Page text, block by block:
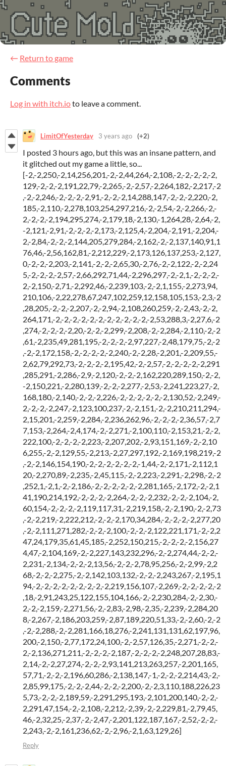
← Return to game
Comments
Log in with itch.ioto leave a comment.
LimitOfYesterday 3 years ago (+2)
I posted 3 hours ago, but this was an insane pattern, and
it glitched out my game a little, so...
[-2,-2,250,-2,14,256,201,-2,-2,44,264,-2,108,-2,-2,-2,-2,-2,
129,-2,-2,-2,191,22,79,-2,265,-2,-2,57,-2,264,182,-2,217,-2
,-2,-2,246,-2,-2,-2,-2,91,-2,-2,-2,14,288,147,-2,-2,-2,220,-2,
185,-2,110,-2,278,103,254,297,216,-2,-2,54,-2,-2,266,-2,-
2,-2,-2,-2,194,295,274,-2,179,18,-2,130,-1,264,28,-2,64,-2,
-2,121,-2,91,-2,-2,-2,-2,173,-2,125,4,-2,204,-2,191,-2,204,-
2,-2,84,-2,-2,-2,144,205,279,284,-2,162,-2,-2,137,140,91,1
76,46,-2,56,162,81,-2,212,229,-2,173,126,137,253,-2,127,
0,-2,-2,-2,203,-2,141,-2,-2,-2,65,30,-2,76,-2,-2,122,-2,-2,24
5,-2,-2,-2,-2,57,-2,66,292,71,44,-2,296,297,-2,-2,1,-2,-2,-2,-
2,-2,150,-2,71,-2,292,46,-2,239,103,-2,-2,1,155,-2,273,94,
210,106,-2,22,278,67,247,102,259,12,158,105,153,-2,3,-2
,28,205,-2,-2,-2,207,-2,-2,94,-2,108,260,259,-2,-2,43,-2,-2,
264,171,-2,-2,-2,-2,-2,-2,-2,-2,-2,-2,-2,-2,53,288,3,-2,27,6,-2
,274,-2,-2,-2,-2,20,-2,-2,-2,299,-2,208,-2,-2,284,-2,110,-2,-2
,61,-2,235,49,281,195,-2,-2,-2,-2,97,227,-2,48,179,75,-2,-2
,-2,-2,172,158,-2,-2,-2,-2,-2,240,-2,-2,28,-2,201,-2,209,55,-
2,62,79,292,73,-2,-2,-2,-2,195,42,-2,-2,57,-2,-2,-2,-2,-2,291
,285,291,-2,286,-2,9,-2,120,-2,-2,-2,162,220,289,150,-2,-2,
-2,150,221,-2,280,139,-2,-2,-2,277,-2,53,-2,241,223,27,-2,
168,180,-2,140,-2,-2,-2,226,-2,-2,-2,-2,-2,-2,130,52,-2,249,-
2,-2,-2,-2,247,-2,123,100,237,-2,-2,151,-2,-2,210,211,294,-
2,15,201,-2,259,-2,284,-2,236,262,96,-2,-2,-2,-2,36,57,-2,7
7,153,-2,264,-2,4,174,-2,-2,271,-2,100,110,-2,153,21,-2,-2,
222,100,-2,-2,-2,-2,223,-2,207,202,-2,93,151,169,-2,-2,10
6,255,-2,-2,129,55,-2,213,-2,27,297,192,-2,169,198,219,-2
,-2,-2,146,154,190,-2,-2,-2,-2,-2,-2,-1,44,-2,-2,171,-2,112,1
20,-2,270,89,-2,235,-2,45,115,-2,-2,223,-2,291,-2,298,-2,-2
,252,1,-2,1,-2,-2,186,-2,-2,-2,-2,-2,-2,281,165,-2,172,-2,-2,1
41,190,214,192,-2,-2,-2,-2,264,-2,-2,-2,232,-2,-2,-2,104,-2,
60,154,-2,-2,-2,-2,119,117,31,-2,219,158,-2,-2,190,-2,-2,73
,-2,-2,219,-2,222,212,-2,-2,-2,170,34,284,-2,-2,-2,-2,277,20
,-2,-2,111,271,282,-2,-2,-2,100,-2,-2,-2,122,221,171,-2,-2,2
47,24,179,35,61,45,185,-2,252,150,215,-2,-2,-2,-2,156,27
4,47,-2,104,169,-2,-2,227,143,232,296,-2,-2,274,44,-2,-2,-
2,231,-2,134,-2,-2,-2,13,56,-2,-2,-2,78,95,256,-2,-2,99,-2,2
68,-2,-2,-2,275,-2,-2,142,103,132,-2,-2,-2,243,267,-2,195,1
94,-2,-2,-2,-2,-2,-2,-2,-2,-2,219,156,107,-2,269,-2,-2,-2,-2,-2
,18,-2,91,243,25,122,155,104,166,-2,-2,230,284,-2,-2,30,-
2,-2,-2,159,-2,271,56,-2,-2,83,-2,98,-2,35,-2,239,-2,284,20
8,-2,267,-2,186,203,259,-2,87,189,220,51,33,-2,-2,60,-2,-2
,-2,-2,288,-2,-2,281,166,18,276,-2,241,131,131,62,197,96,
200,-2,150,-2,77,172,24,100,-2,-2,57,126,35,-2,271,-2,-2,-
2,-2,136,271,211,-2,-2,-2,-2,187,-2,-2,-2,-2,248,207,28,83,-
2,14,-2,-2,27,274,-2,-2,-2,93,141,213,263,257,-2,201,165,
57,71,-2,-2,-2,196,60,286,-2,138,147,-1,-2,-2,-2,214,43,-2,-
2,85,99,175,-2,-2,-2,44,-2,-2,-2,200,-2,-2,3,110,188,226,23
5,73,-2,-2,-2,189,59,-2,291,295,193,-2,101,200,140,-2,-2,-
2,291,47,154,-2,-2,108,-2,212,-2,39,-2,-2,229,81,-2,79,45,
46,-2,32,25,-2,37,-2,-2,47,-2,201,122,187,167,-2,52,-2,-2,-
2,243,-2,-2,161,236,62,-2,-2,96,-2,1,63,129,26]
Reply